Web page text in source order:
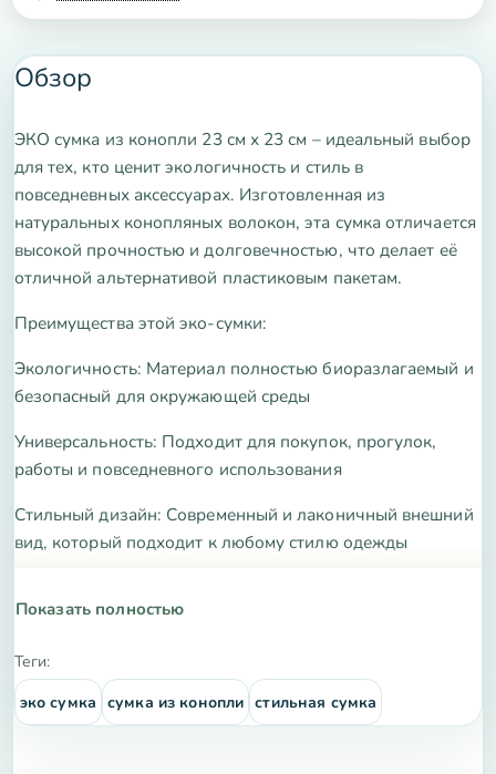
Обзор
ЭКО сумка из конопли 23 см х 23 см – идеальный выбор
для тех, кто ценит экологичность и стиль в
повседневных аксессуарах. Изготовленная из
натуральных конопляных волокон, эта сумка отличается
высокой прочностью и долговечностью, что делает её
отличной альтернативой пластиковым пакетам.
Преимущества этой эко-сумки:
Экологичность: Материал полностью биоразлагаемый и
безопасный для окружающей среды
Универсальность: Подходит для покупок, прогулок,
работы и повседневного использования
Стильный дизайн: Современный и лаконичный внешний
вид, который подходит к любому стилю одежды
не требует сложного ухода
Характеристики товара:
Материал: Натуральная конопля
Показать полностью
Теги:
эко сумка сумка из конопли стильная сумка